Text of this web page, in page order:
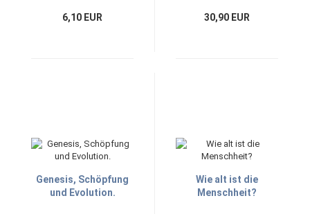
6,10 EUR 30,90 EUR
Genesis, Schöpfung
und Evolution.
Wie alt ist die
Menschheit?